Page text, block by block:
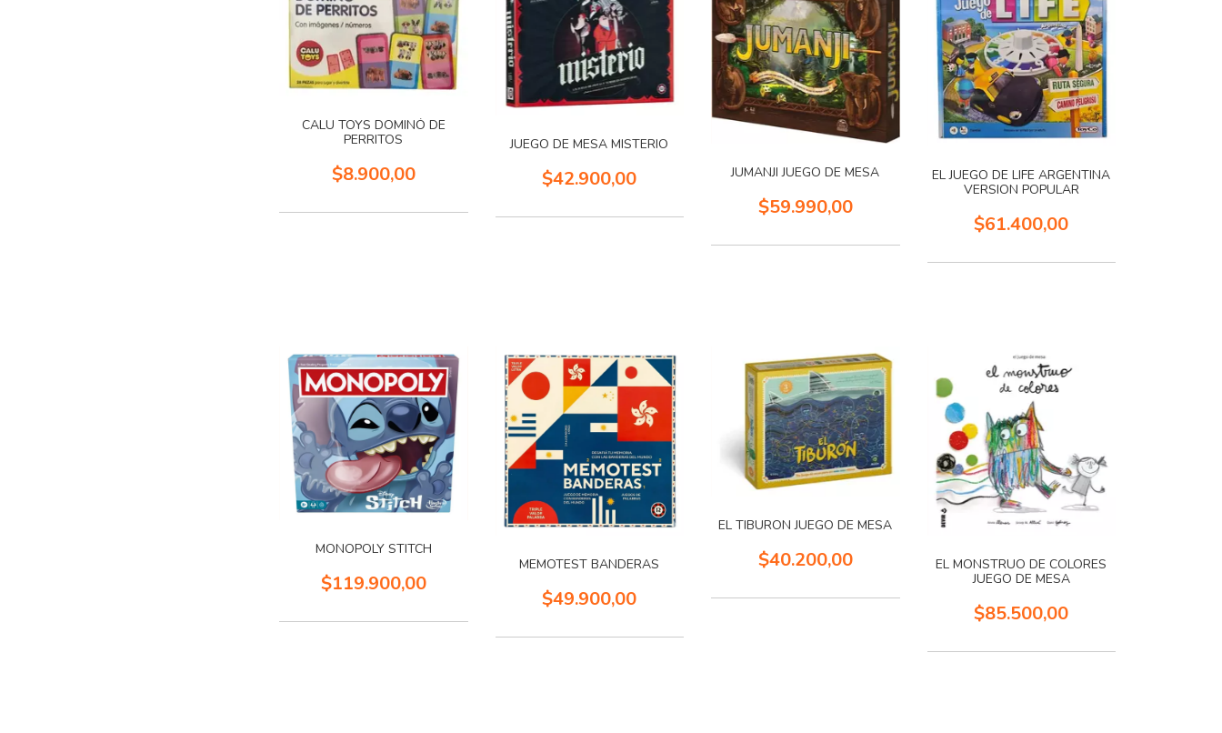
CALU TOYS DOMINÓ DE
PERRITOS
$8.900,00
JUEGO DE MESA MISTERIO
$42.900,00 JUMANJI JUEGO DE MESA
$59.990,00
EL JUEGO DE LIFE ARGENTINA
VERSION POPULAR
$61.400,00
MONOPOLY STITCH
$119.900,00
MEMOTEST BANDERAS
$49.900,00
EL TIBURON JUEGO DE MESA
$40.200,00
EL MONSTRUO DE COLORES
JUEGO DE MESA
$85.500,00